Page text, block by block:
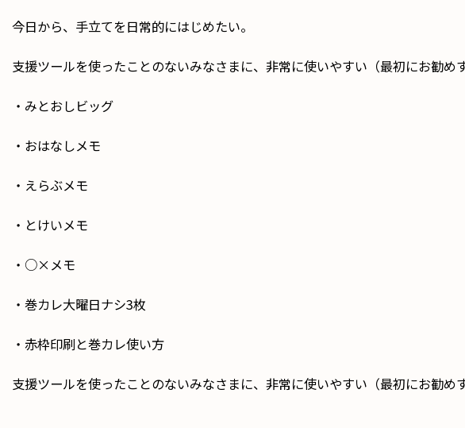
今日から、手立てを日常的にはじめたい。
支援ツールを使ったことのないみなさまに、非常に使いやすい（最初にお勧め
・みとおしビッグ
・おはなしメモ
・えらぶメモ
・とけいメモ
・○×メモ
・巻カレ大曜日ナシ3枚
・赤枠印刷と巻カレ使い方
支援ツールを使ったことのないみなさまに、非常に使いやすい（最初にお勧め